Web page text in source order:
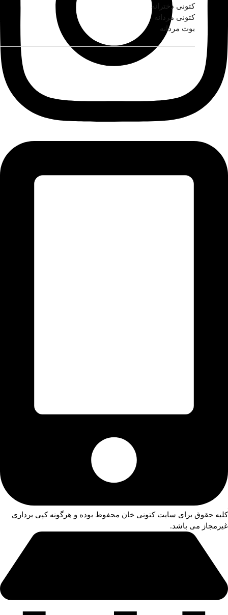
کتونی دخترانه
کتونی مردانه
بوت مردانه
کلیه حقوق برای سایت کتونی خان محفوظ بوده و هرگونه کپی برداری
غیرمجاز می باشد.